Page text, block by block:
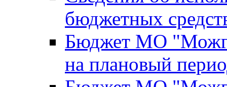
бюджетных
Бюджет МО
на плановый